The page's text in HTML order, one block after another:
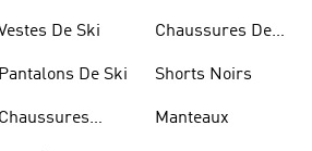
De Ski
Pantalons De Ski
Chaussures
Chaussures De
Shorts Noirs
Manteaux